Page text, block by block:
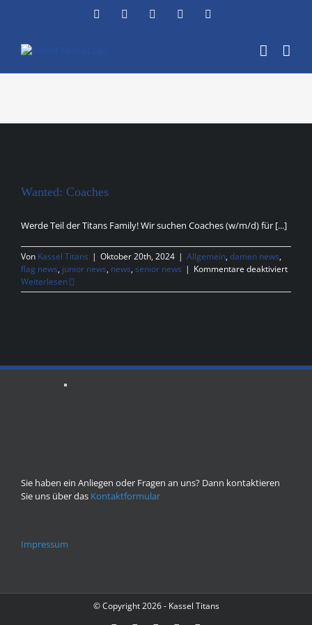
FacebookInstagramYouTubeFlickr
Wanted: Coaches
Werde Teil der Titans Family! Wir suchen Coaches (w/m/d) für [...]
Von Kassel Titans | Oktober 20th, 2024 | Allgemein, damen news,
flag news, junior news, news, senior news | Kommentare deaktiviertfür
Weiterlesen
Sie haben ein Anliegen oder Fragen an uns? Dann kontaktieren
Sie uns über das Kontaktformular
Impressum
© Copyright2026 - Kassel Titans